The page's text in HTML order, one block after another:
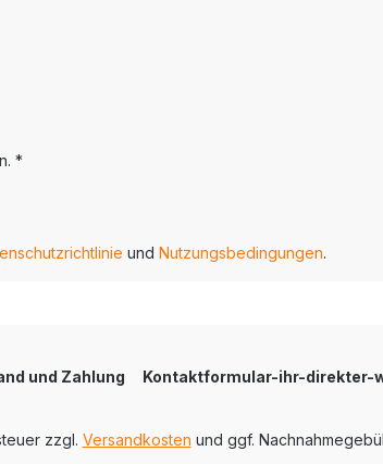
*
und Nutzungsbedingungen.
und Zahlung Kontaktformular-ihr-direkter-
zzgl. Versandkosten und ggf.